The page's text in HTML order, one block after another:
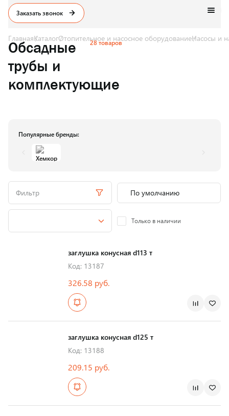
Заказать звонок
ГлавнаяКаталогОтопительное и насосное оборудованиеНасосы и
Обсадные
трубы и
комплектующие
28 товаров
Популярные бренды:
Фильтр
Только в наличии
заглушка конусная d113 т
Код: 13187
326.58 руб.
заглушка конусная d125 т
Код: 13188
209.15 руб.